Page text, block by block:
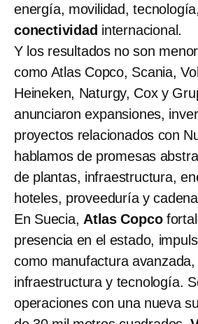
energía, movilidad,
conectividad internacional.
Y los resultados no son
como Atlas Copco, Scania,
Heineken, Naturgy, Cox y
anunciaron expansiones,
proyectos relacionados con
hablamos de promesas
de plantas, infraestructura,
hoteles, proveeduría y
En Suecia, Atlas Copco
presencia en el estado,
como manufactura
infraestructura y tecnología.
operaciones con una nueva